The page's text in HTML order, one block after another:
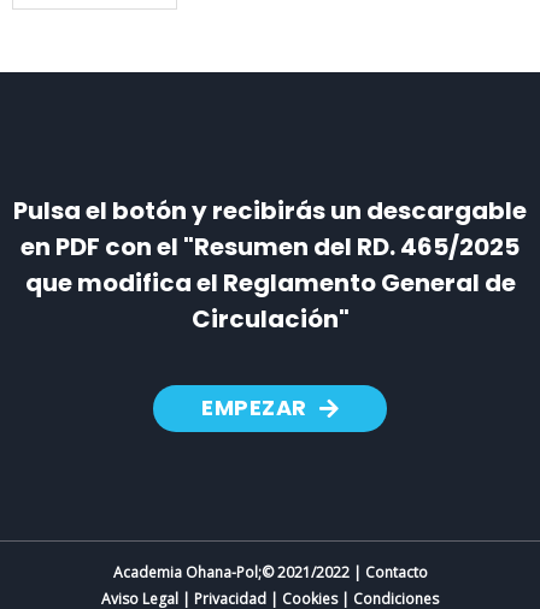
Pulsa el botón y recibirás un descargable
en PDF con el "Resumen del RD. 465/2025
que modifica el Reglamento General de
Circulación"
EMPEZAR
Academia Ohana-Pol;© 2021/2022 | Contacto
Aviso Legal | Privacidad | Cookies| Condiciones